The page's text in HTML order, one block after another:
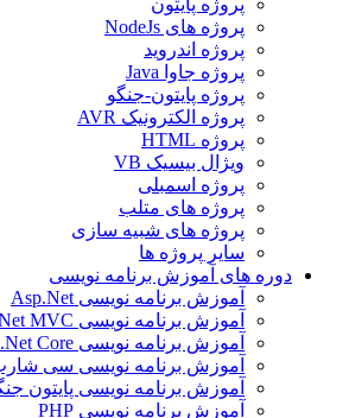
پروژه های NodeJs
پروژه اندروید
پروژه جاوا Java
پروژه پایتون-جنگو
پروژه الکترونیک AVR
پروژه HTML
ویژال بیسیک VB
پروژه اسمبلی
پروژه های متلب
پروژه های شبیه سازی
سایر پروژه ها
دوره های آموزش برنامه نویسی
آموزش برنامه نویسی Asp.Net
آموزش برنامه نویسی Asp.Net MVC
آموزش برنامه نویسی Asp.Net Core
آموزش برنامه نویسی سی
آموزش برنامه نویسی پایتون
آموزش برنامه نویسی PHP